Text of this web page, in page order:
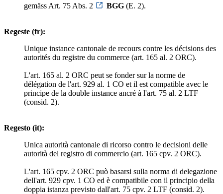
gemäss Art. 75 Abs. 2
BGG (E. 2).
Regeste (fr):
Unique instance cantonale de recours contre les décisions des
autorités du registre du commerce (art. 165 al. 2 ORC).
L'art. 165 al. 2 ORC peut se fonder sur la norme de
délégation de l'art. 929 al. 1 CO et il est compatible avec le
principe de la double instance ancré à l'art. 75 al. 2 LTF
(consid. 2).
Regesto (it):
Unica autorità cantonale di ricorso contro le decisioni delle
autorità del registro di commercio (art. 165 cpv. 2 ORC).
L'art. 165 cpv. 2 ORC può basarsi sulla norma di delegazione
dell'art. 929 cpv. 1 CO ed è compatibile con il principio della
doppia istanza previsto dall'art. 75 cpv. 2 LTF (consid. 2).